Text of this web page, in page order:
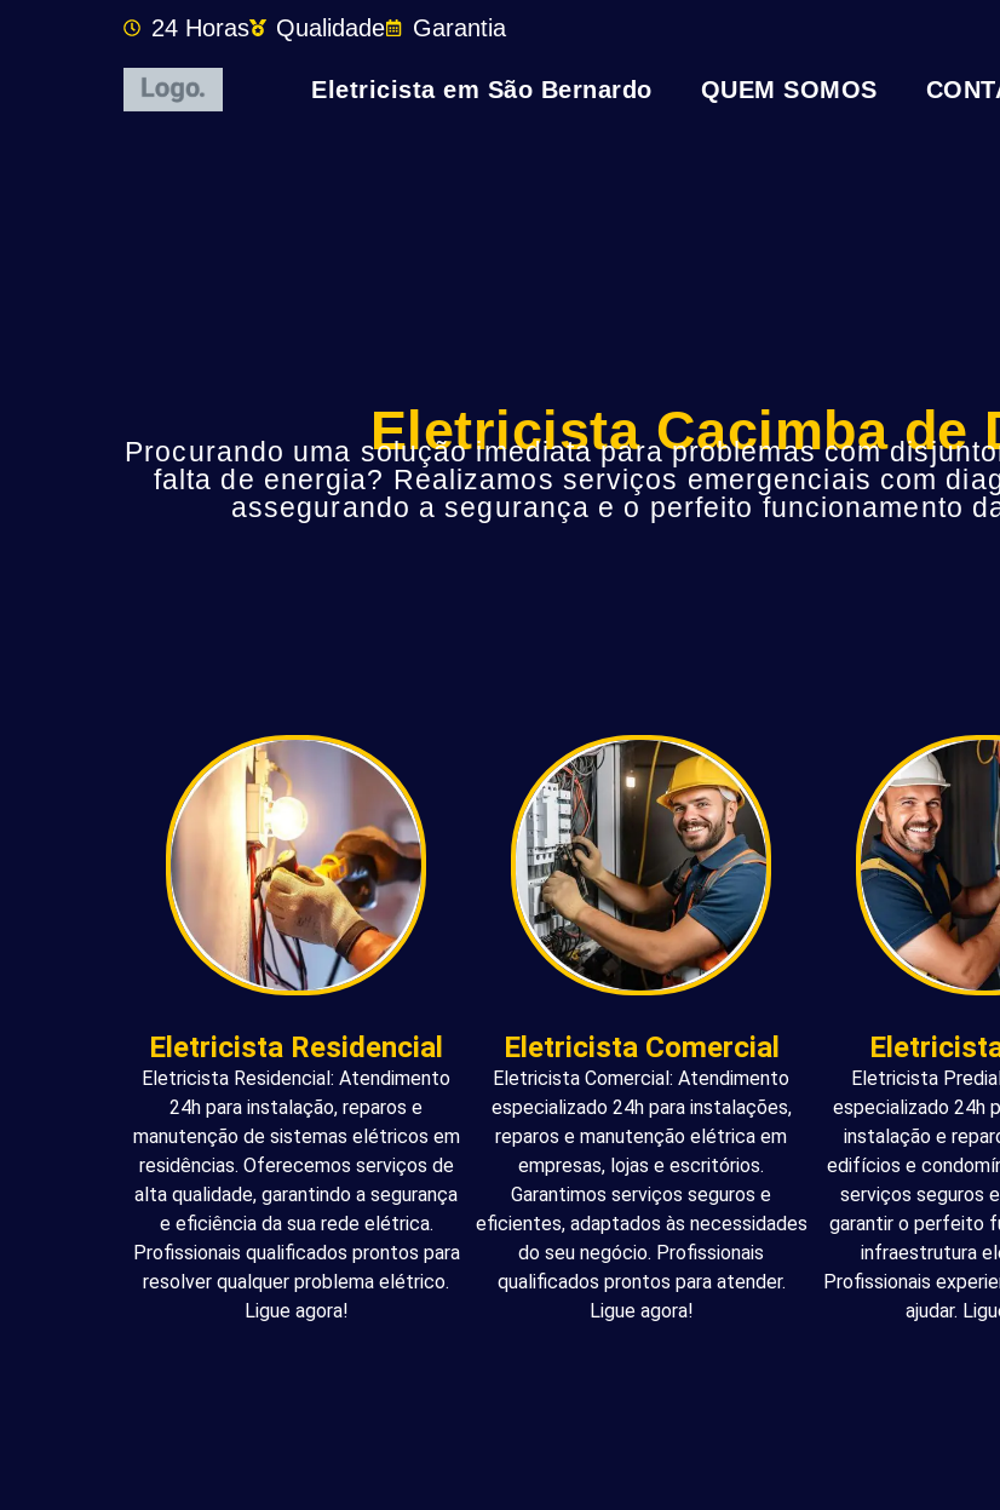
24 Horas Qualidade Garantia
Eletricista em São Bernardo QUEM SOMOS
Eletricista Cacimba de
Procurando uma solução imediata para problemas com
falta de energia? Realizamos serviços emergenciais com
assegurando a segurança e o perfeito funcionamento
Eletricista Residencial
Eletricista Residencial: Atendimento
24h para instalação, reparos e
manutenção de sistemas elétricos em
residências. Oferecemos serviços de
alta qualidade, garantindo a segurança
e eficiência da sua rede elétrica.
Profissionais qualificados prontos para
resolver qualquer problema elétrico.
Ligue agora!
Eletricista Comercial
Eletricista Comercial: Atendimento
especializado 24h para instalações,
reparos e manutenção elétrica em
empresas, lojas e escritórios.
Garantimos serviços seguros e
eficientes, adaptados às necessidades
do seu negócio. Profissionais
qualificados prontos para atender.
Ligue agora!
Eletricista
especializado 24h
instalação e
edifícios e
serviços seguros
garantir o perfeito
infraestrutura
Profissionais
ajudar.